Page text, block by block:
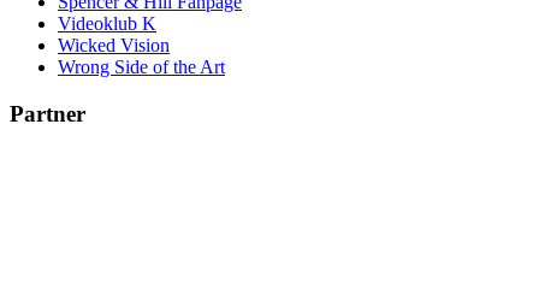
Videoklub K
Wicked Vision
Wrong Side of the Art
Partner